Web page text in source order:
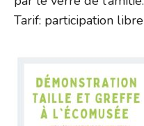
Tarif: participation libre